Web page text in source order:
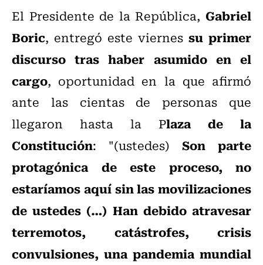
El Presidente de la República, Gabriel
Boric, entregó este viernes su primer
discurso tras haber asumido en el
cargo, oportunidad en la que afirmó
ante las cientas de personas que
llegaron hasta la Plaza de la
Constitución: "(ustedes) Son parte
protagónica de este proceso, no
estaríamos aquí sin las movilizaciones
de ustedes (…) Han debido atravesar
terremotos, catástrofes, crisis
convulsiones, una pandemia mundial